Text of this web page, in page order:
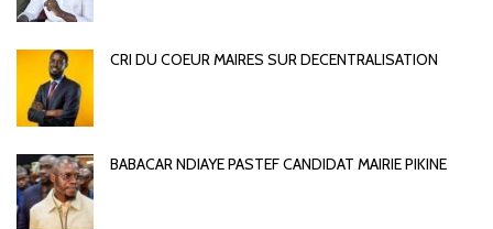
CRI DU COEUR MAIRES SUR DECENTRALISATION
BABACAR NDIAYE PASTEF CANDIDAT MAIRIE PIKINE